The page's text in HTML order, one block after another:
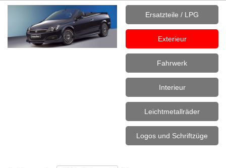
Ersatzteile / LPG
Exterieur
Fahrwerk
Interieur
Leichtmetallräder
Logos und Schriftzüge